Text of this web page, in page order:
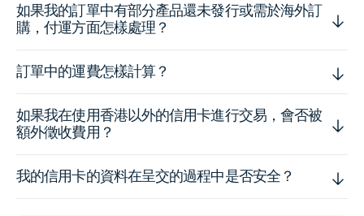
如果我的訂單中有部分產品還未發行或需於海外訂
購，付運方面怎樣處理？
訂單中的運費怎樣計算？
如果我在使用香港以外的信用卡進行交易，會否被
額外徵收費用？
我的信用卡的資料在呈交的過程中是否安全？